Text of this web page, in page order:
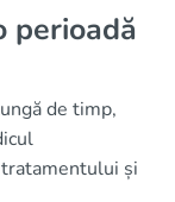
perioadă
de timp,
și